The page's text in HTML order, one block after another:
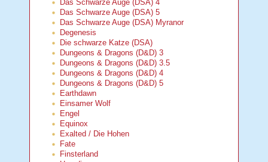
Das Schwarze Auge (DSA) 4
Das Schwarze Auge (DSA) 5
Das Schwarze Auge (DSA) Myranor
Degenesis
Die schwarze Katze (DSA)
Dungeons & Dragons (D&D) 3
Dungeons & Dragons (D&D) 3.5
Dungeons & Dragons (D&D) 4
Dungeons & Dragons (D&D) 5
Earthdawn
Einsamer Wolf
Engel
Equinox
Exalted / Die Hohen
Fate
Finsterland